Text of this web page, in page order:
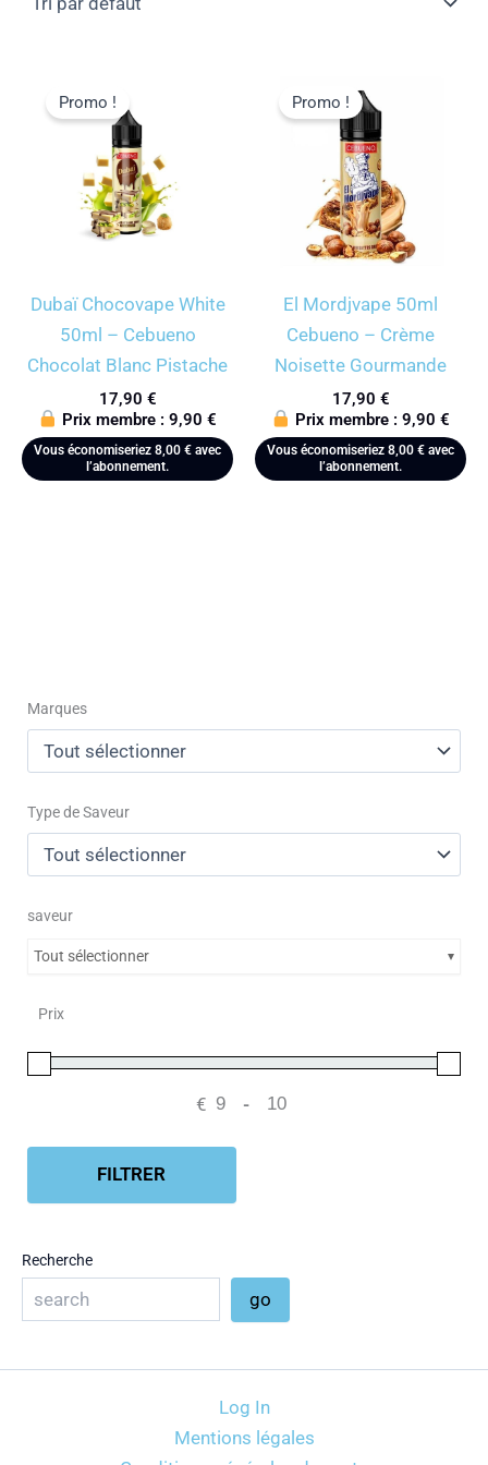
Marques
Type de Saveur
saveur
Tout sélectionner
Prix
€ Minimum Price
-Maximum Price
FILTRER
Recherche
go
Promo !
Dubaï Chocovape White
50ml – Cebueno
Chocolat Blanc Pistache
17,90 €
Prix membre : 9,90 €
Vous économiseriez 8,00 € avec
l’abonnement.
Promo !
El Mordjvape 50ml
Cebueno – Crème
Noisette Gourmande
17,90 €
Prix membre : 9,90 €
Vous économiseriez 8,00 € avec
l’abonnement.
Log In
Mentions légales